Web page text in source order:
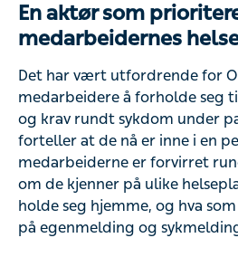
En aktør som
medarbeidernes
Det har vært utfordrende for
medarbeidere å forholde seg
og krav rundt sykdom under
forteller at de nå er inne i en
medarbeiderne er forvirret
om de kjenner på ulike
holde seg hjemme, og hva
på egenmelding og